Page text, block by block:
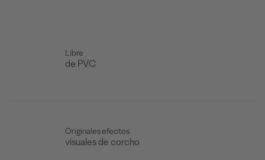
Libre
de PVC
Originales efectos
visuales de corcho